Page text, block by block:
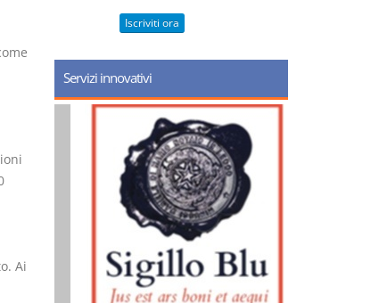
Ai
Iscriviti ora
Servizi innovativi